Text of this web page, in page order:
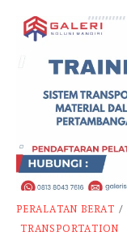
PERALATAN BERAT /
TRANSPORTATION